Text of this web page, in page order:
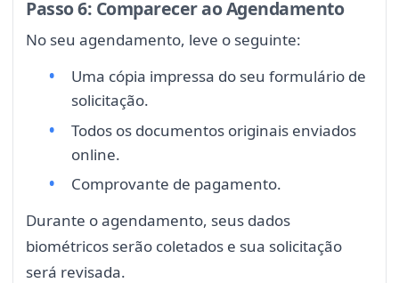
Passo 6: Comparecer ao Agendamento
No seu agendamento, leve o seguinte:
Uma cópia impressa do seu formulário de
solicitação.
Todos os documentos originais enviados
online.
Comprovante de pagamento.
Durante o agendamento, seus dados
biométricos serão coletados e sua solicitação
será revisada.